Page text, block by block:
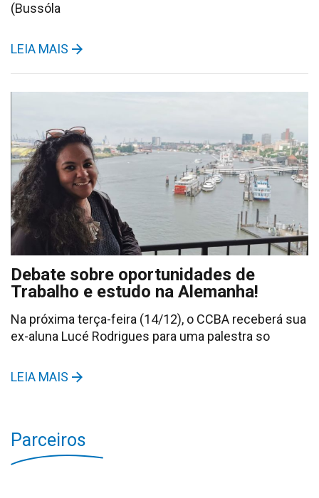
(Bussóla
LEIA MAIS
Debate sobre oportunidades de
Trabalho e estudo na Alemanha!
Na próxima terça-feira (14/12), o CCBA receberá sua
ex-aluna Lucé Rodrigues para uma palestra so
LEIA MAIS
Parceiros